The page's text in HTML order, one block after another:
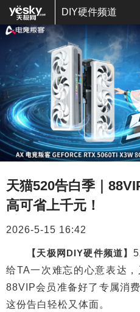
DIY硬件频道
天猫520告白季｜
高可省上千元！
2026-5-15 16:42
【天极网DIY硬件频道】
给TA一次难忘的心意表达
88VIP会员准备好了专属消
这份告白轻松又体面。